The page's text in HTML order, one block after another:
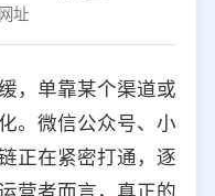
其他
址
，单靠某个渠道或
。微信公众号、小
正在紧密打通，逐
营者而言，真正的